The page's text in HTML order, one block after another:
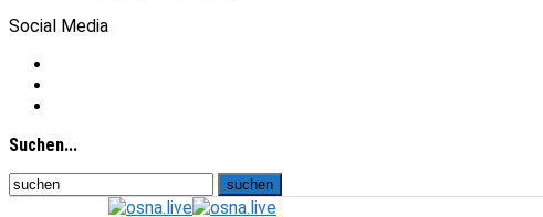
Social Media
Suchen...